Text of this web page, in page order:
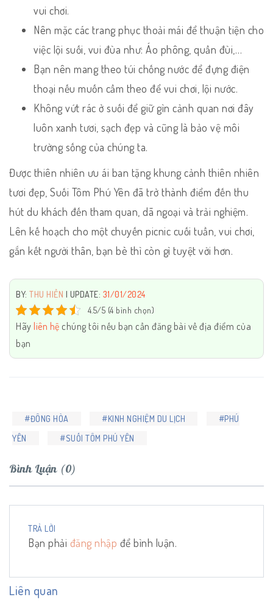
vui chơi.
Nên mặc các trang phục thoải mái để thuận tiện cho
việc lội suối, vui đùa như: Áo phông, quần đùi,…
Bạn nên mang theo túi chống nước để đựng điện
thoại nếu muốn cầm theo để vui chơi, lội nước.
Không vứt rác ở suối để giữ gìn cảnh quan nơi đây
luôn xanh tươi, sạch đẹp và cũng là bảo vệ môi
trường sống của chúng ta.
Được thiên nhiên ưu ái ban tặng khung cảnh thiên nhiên
tươi đẹp, Suối Tôm Phú Yên đã trở thành điểm đến thu
hút du khách đến tham quan, dã ngoại và trải nghiệm.
Lên kế hoạch cho một chuyến picnic cuối tuần, vui chơi,
gắn kết người thân, bạn bè thì còn gì tuyệt vời hơn.
BY: THU HIỀN | UPDATE: 31/01/2024
4.5/5 (4 bình chọn)
Hãy liên hệ chúng tôi nếu bạn cần đăng bài về địa điểm của
bạn
#ĐÔNG HÒA #KINH NGHIỆM DU LỊCH
#PHÚ
YÊN
#SUỐI TÔM PHÚ YÊN
Bình Luận (0)
TRẢ LỜI
Bạn phải đăng nhập để bình luận.
Liên quan